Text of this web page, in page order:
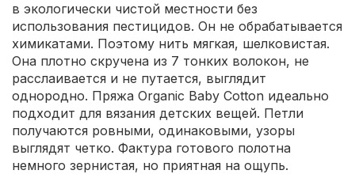
в экологически чистой местности без
использования пестицидов. Он не обрабатывается
химикатами. Поэтому нить мягкая, шелковистая.
Она плотно скручена из 7 тонких волокон, не
расслаивается и не путается, выглядит
однородно. Пряжа Organic Baby Cotton идеально
подходит для вязания детских вещей. Петли
получаются ровными, одинаковыми, узоры
выглядят четко. Фактура готового полотна
немного зернистая, но приятная на ощупь.